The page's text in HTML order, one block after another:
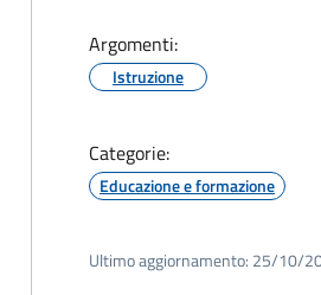
Argomenti:
Istruzione
Categorie:
Educazione e formazione
Ultimo aggiornamento: 25/10/